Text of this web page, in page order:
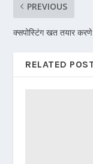
PREVIOUS
क्सपोस्टिंग खत तयार करणे
RELATED